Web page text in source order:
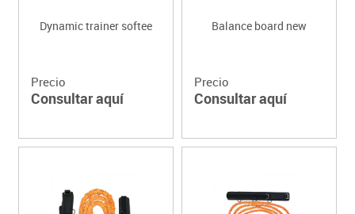
Dynamic trainer softee
Precio
Consultar aquí
Balance board new
Precio
Consultar aquí